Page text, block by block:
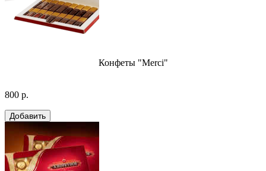
Конфеты "Merci"
800 р.